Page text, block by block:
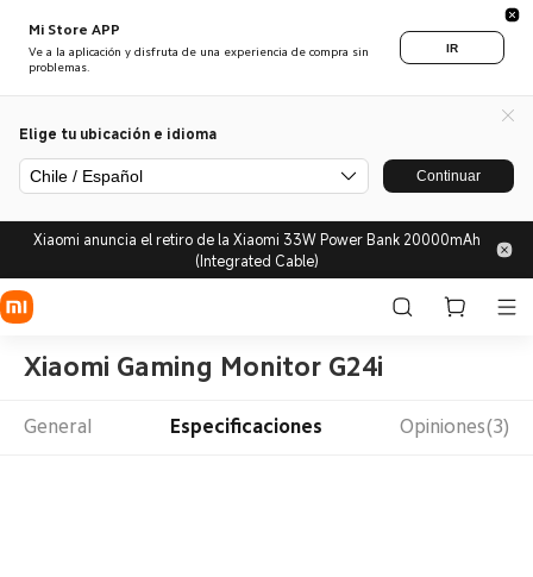
Mi Store APP
Ve a la aplicación y disfruta de una experiencia de compra sin
problemas.
IR
Elige tu ubicación e idioma
Chile / Español Continuar
Xiaomi anuncia el retiro de la Xiaomi 33W Power Bank 20000mAh
(Integrated Cable)
Xiaomi Gaming Monitor G24i
General Especificaciones Opiniones(3)